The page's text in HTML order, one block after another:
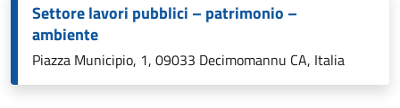
Settore lavori pubblici – patrimonio –
ambiente
Piazza Municipio, 1, 09033 Decimomannu CA, Italia